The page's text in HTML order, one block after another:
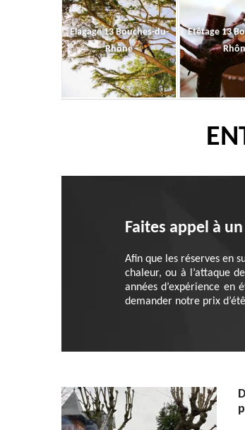
Elagage 13 Bouches-du-
Rhône
Etêtage 13
Faites appel à
Afin que les réserves en
chaleur, ou à l’attaque
années d’expérience en
demander notre prix